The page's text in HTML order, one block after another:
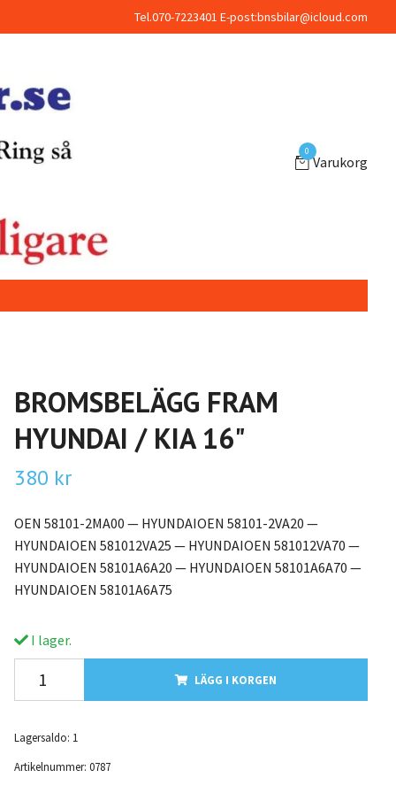
Tel.070-7223401 E-post:bnsbilar@icloud.com
0
Varukorg
BROMSBELÄGG FRAM
HYUNDAI / KIA 16"
380 kr
OEN 58101-2MA00 — HYUNDAIOEN 58101-2VA20 —
HYUNDAIOEN 581012VA25 — HYUNDAIOEN 581012VA70 —
HYUNDAIOEN 58101A6A20 — HYUNDAIOEN 58101A6A70 —
HYUNDAIOEN 58101A6A75
I lager.
LÄGG I KORGEN
Lagersaldo: 1
Artikelnummer: 0787